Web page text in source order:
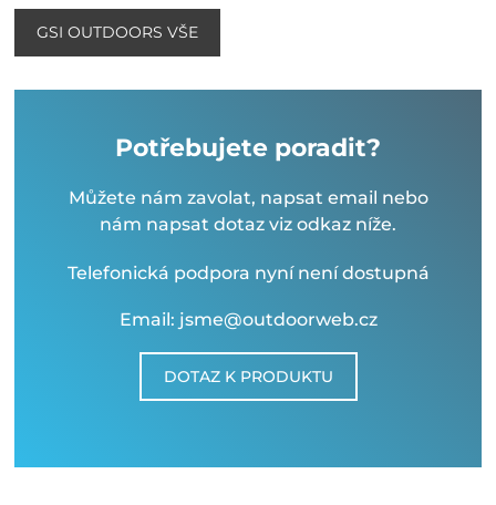
GSI OUTDOORS VŠE
Potřebujete poradit?
Můžete nám zavolat, napsat email nebo
nám napsat dotaz viz odkaz níže.
Telefonická podpora nyní není dostupná
Email: jsme@outdoorweb.cz
DOTAZ K PRODUKTU